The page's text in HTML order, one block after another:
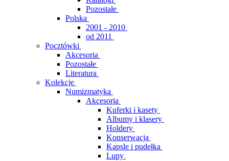
Pozostałe
Polska
2001 - 2010
od 2011
Pocztówki
Akcesoria
Pozostałe
Literatura
Kolekcje
Numizmatyka
Akcesoria
Kuferki i kasety
Albumy i klasery
Holdery
Konserwacja
Kapsle i pudełka
Lupy